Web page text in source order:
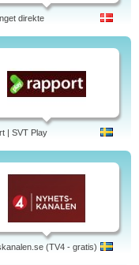
direkte
| SVT Play
(TV4 - gratis)